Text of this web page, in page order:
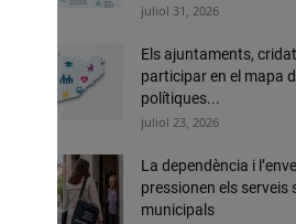
juliol 31, 2026
Els ajuntaments,
participar en el mapa
polítiques...
juliol 23, 2026
La dependència i
pressionen els serveis
municipals